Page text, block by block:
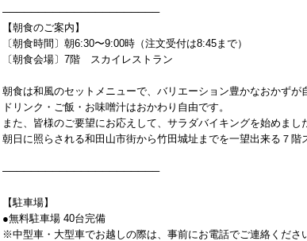
──────────────────────
【朝食のご案内】
〔朝食時間〕朝6:30〜9:00時（注文受付は8:45まで）
〔朝食会場〕7階 スカイレストラン
朝食は和風のセットメニューで、バリエーション豊かなおかずが
ドリンク・ご飯・お味噌汁はおかわり自由です。
また、皆様のご要望にお応えして、サラダバイキングを始めまし
朝日に照らされる和田山市街から竹田城址までを一望出来る７
──────────────────────
【駐車場】
●無料駐車場 40台完備
※中型車・大型車でお越しの際は、事前にお電話でご連絡くださ